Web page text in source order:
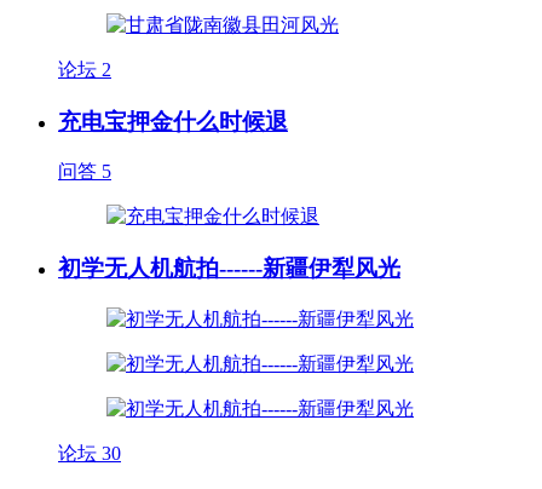
论坛 2
充电宝押金什么时候退
问答 5
初学无人机航拍------新疆伊犁风光
论坛 30